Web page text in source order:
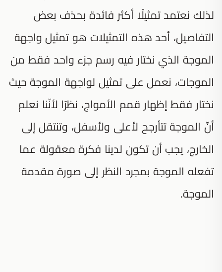
لذلك نعتمد تمثيلًا أكثر فائدة بحذف بعض
التفاصيل، أحد هذه التمثيلات هو تمثيل واجهة
الموجة الذي نختار فيه رسم جزء واحد فقط من
الموجات، نعمل على تمثيل لواجهة الموجة حيث
نختار فقط إظهار قمم الأمواج، نظرًا لأنّنا نعلم
أنّ الموجة تتأرجح لأعلى ولأسفل، وتنتقل إلى
الخارج، يجب أن تكون لدينا فكرة معقولة عما
تفعله الموجة بمجرد النظر إلى صورة مقدمة
الموجة.